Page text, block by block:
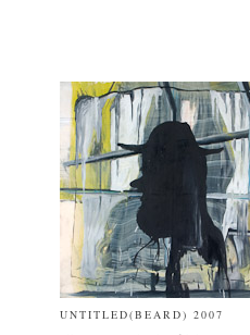
UNTITLED(BEARD) 2007